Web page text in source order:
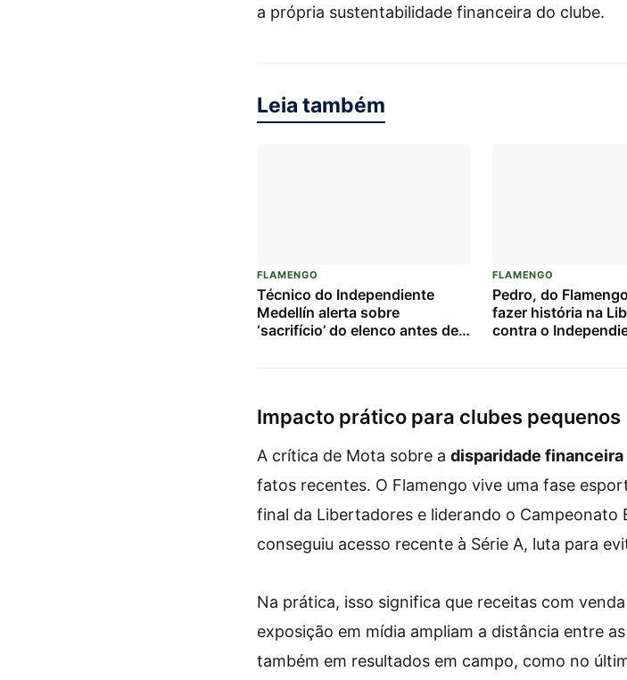
a própria sustentabilidade financeira do clube.
Leia também
FLAMENGO
Técnico do Independiente
Medellín alerta sobre
‘sacrifício’ do elenco antes de
FLAMENGO
Pedro, do
fazer história na
contra o
Impacto prático para clubes pequenos
A crítica de Mota sobre a disparidade financeira
fatos recentes. O Flamengo vive uma fase
final da Libertadores e liderando o Campeonato
conseguiu acesso recente à Série A, luta para
Na prática, isso significa que receitas com
exposição em mídia ampliam a distância entre
também em resultados em campo, como no